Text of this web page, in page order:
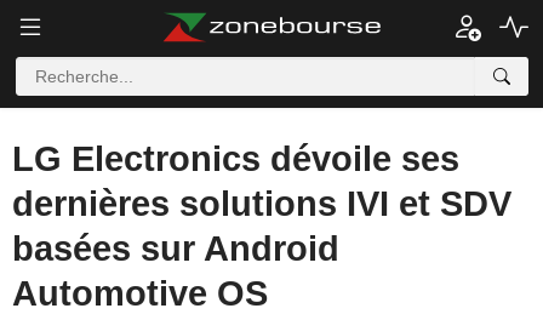
LG Electronics dévoile ses
dernières solutions IVI et SDV
basées sur Android
Automotive OS